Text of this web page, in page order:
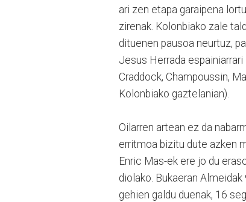
ari zen etapa garaipena
zirenak. Kolonbiako zale
dituenen pausoa neurtuz,
Jesus Herrada
Craddock, Champoussin,
Kolonbiako gaztelanian).
Oilarren artean ez da
erritmoa bizitu dute azken
Enric Mas-ek ere jo du
diolako. Bukaeran
gehien galdu duenak, 16